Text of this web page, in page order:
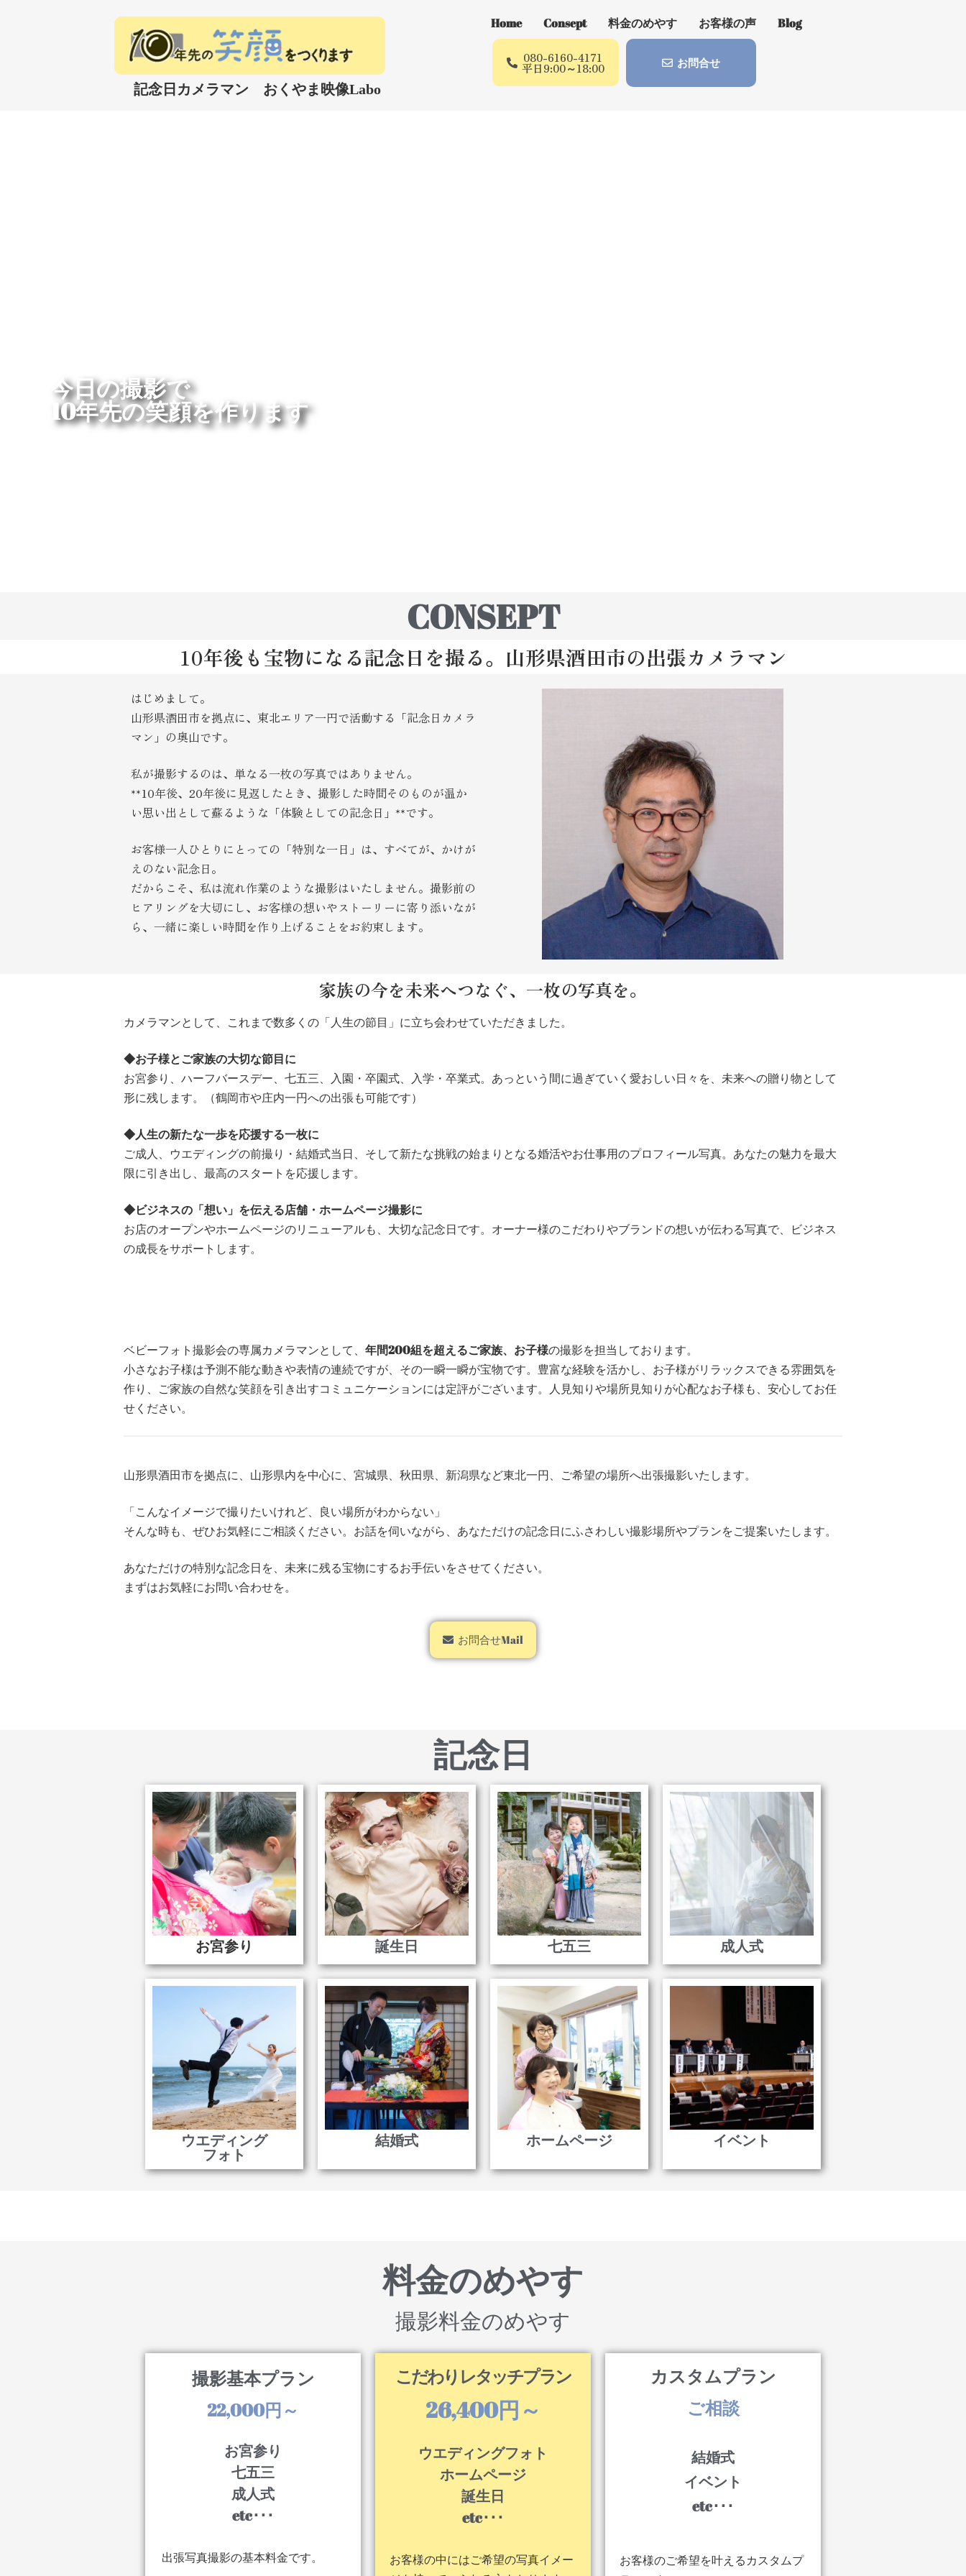
記念日カメラマン おくやま映像Labo
Home Consept 料金のめやす お客様の声 Blog
080-6160-4171
平日9:00～18:00 お問合せ
今日の撮影で
10年先の笑顔を作ります
CONSEPT
10年後も宝物になる記念日を撮る。山形県酒田市の出張カメラマン
はじめまして。
山形県酒田市を拠点に、東北エリア一円で活動する「記念日カメラ
マン」の奥山です。
私が撮影するのは、単なる一枚の写真ではありません。
**10年後、20年後に見返したとき、撮影した時間そのものが温か
い思い出として蘇るような「体験としての記念日」**です。
お客様一人ひとりにとっての「特別な一日」は、すべてが、かけが
えのない記念日。
だからこそ、私は流れ作業のような撮影はいたしません。撮影前の
ヒアリングを大切にし、お客様の想いやストーリーに寄り添いなが
ら、一緒に楽しい時間を作り上げることをお約束します。
家族の今を未来へつなぐ、一枚の写真を。
カメラマンとして、これまで数多くの「人生の節目」に立ち会わせていただきました。
◆お子様とご家族の大切な節目に
お宮参り、ハーフバースデー、七五三、入園・卒園式、入学・卒業式。あっという間に過ぎていく愛おしい日々を、未来への贈り物として
形に残します。（鶴岡市や庄内一円への出張も可能です）
◆人生の新たな一歩を応援する一枚に
ご成人、ウエディングの前撮り・結婚式当日、そして新たな挑戦の始まりとなる婚活やお仕事用のプロフィール写真。あなたの魅力を最大
限に引き出し、最高のスタートを応援します。
◆ビジネスの「想い」を伝える店舗・ホームページ撮影に
お店のオープンやホームページのリニューアルも、大切な記念日です。オーナー様のこだわりやブランドの想いが伝わる写真で、ビジネス
の成長をサポートします。
ベビーフォト撮影会の専属カメラマンとして、 年間200組を超えるご家族、お子様の撮影を担当しております。
小さなお子様は予測不能な動きや表情の連続ですが、その一瞬一瞬が宝物です。豊富な経験を活かし、お子様がリラックスできる雰囲気を
作り、ご家族の自然な笑顔を引き出すコミュニケーションには定評がございます。人見知りや場所見知りが心配なお子様も、安心してお任
せください。
山形県酒田市を拠点に、山形県内を中心に、宮城県、秋田県、新潟県など東北一円、ご希望の場所へ出張撮影いたします。
「こんなイメージで撮りたいけれど、良い場所がわからない」
そんな時も、ぜひお気軽にご相談ください。お話を伺いながら、あなただけの記念日にふさわしい撮影場所やプランをご提案いたします。
あなただけの特別な記念日を、未来に残る宝物にするお手伝いをさせてください。
まずはお気軽にお問い合わせを。
お問合せMail
記念日
お宮参り 誕生日 七五三 成人式
ウエディング
フォト
結婚式 ホームページ イベント
料金のめやす
撮影料金のめやす
撮影基本プラン
22,000円～
お宮参り
七五三
成人式
etc･･･
出張写真撮影の基本料金です。
こだわりレタッチプラン
26,400円～
ウエディングフォト
ホームページ
誕生日
etc･･･
お客様の中にはご希望の写真イメー
カスタムプラン
ご相談
結婚式
イベント
etc･･･
お客様のご希望を叶えるカスタムプ